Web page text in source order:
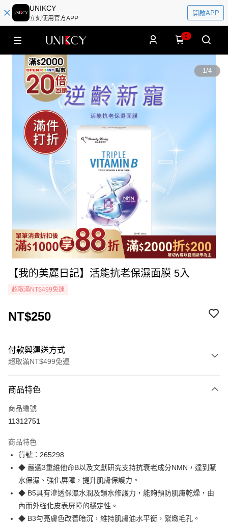
UNIKCY
立刻使用官方APP
開啟APP
0
1/4
【我的美麗日記】活能抗老保濕面膜 5入
超取滿NT$499免運
NT$250
付款與運送方式
超取滿NT$499免運
icash Pay
信用卡一次付款
LINE Pay
Apple Pay
街口支付
悠遊付
商品特色
商品編號
11312751
商品特色
貨號：265298
◆ 嚴選3重維他命B以及文獻研究支持抗衰老成分NMN，達到賦
水保濕、強化屏障，提升肌膚保護力。
◆ B5具有滲透保濕水潤及鎖水修護力，能夠預防肌膚乾燥，由
內而外強化皮表屏障的穩定性。
◆ B3勻亮膚色改善暗沉，維持肌膚油水平衡，緊緻毛孔。